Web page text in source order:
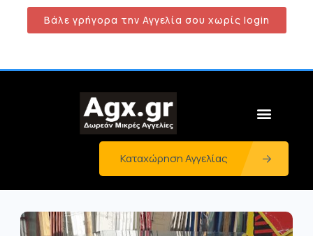
Βάλε γρήγορα την Αγγελία σου χωρίς login
Καταχώρηση Αγγελίας